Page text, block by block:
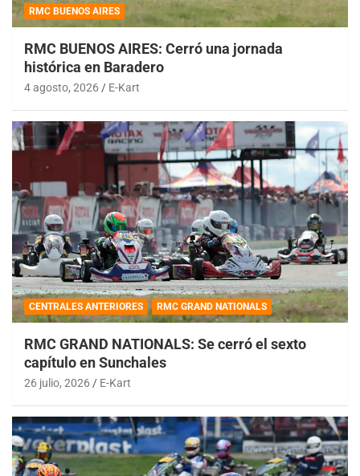
RMC BUENOS AIRES
RMC BUENOS AIRES: Cerró una jornada
histórica en Baradero
4 agosto, 2026 E-Kart
CENTRALES ANTERIORES RMC GRAND NATIONALS
RMC GRAND NATIONALS: Se cerró el sexto
capítulo en Sunchales
26 julio, 2026 E-Kart